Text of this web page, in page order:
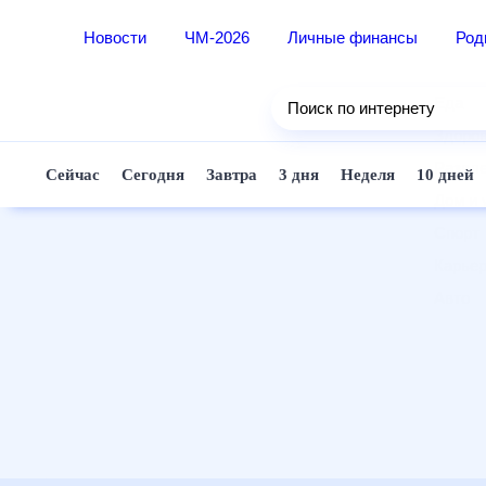
Новости ЧМ-2026 Личные финансы
Поиск по интернету
Сейчас Сегодня Завтра 3 дня Неделя 10